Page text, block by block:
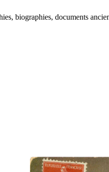
biographies, documents